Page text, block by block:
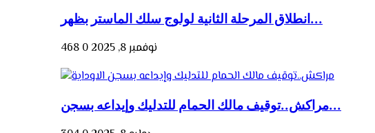
انطلاق المرحلة الثانية لولوج سلك الماستر بظهر...
نوفمبر 8, 2025 0
468
مراكش..توقيف مالك الحمام للتدليك وإيداعه بسجن...